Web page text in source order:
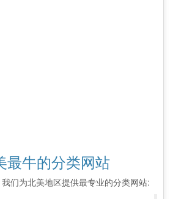
最牛的分类网站
们为北美地区提供最专业的分类网站: